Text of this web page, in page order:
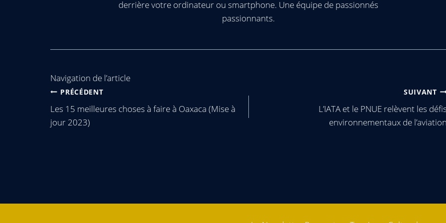
derrière votre ordinateur ou smartphone. Une équipe de passionnés
passionnants.
Navigation de l’article
PRÉCÉDENT
Les 15 meilleures choses à faire à Oaxaca (Mise à
jour 2023)
SUIVANT
L’IATA et le PNUE relèvent les
environnementaux de